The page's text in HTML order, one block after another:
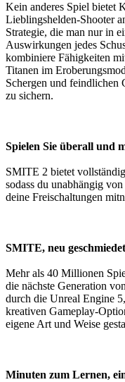
Kein anderes Spiel bietet
Lieblingshelden-Shooter
Strategie, die man nur in
Auswirkungen jedes
kombiniere Fähigkeiten
Titanen im
Schergen und feindlichen
zu sichern.
Spielen Sie überall und
SMITE 2 bietet
sodass du unabhängig
deine Freischaltungen
SMITE, neu geschmiedet
Mehr als 40 Millionen
die nächste Generation
durch die Unreal Engine
kreativen Gameplay-
eigene Art und Weise
Minuten zum Lernen,